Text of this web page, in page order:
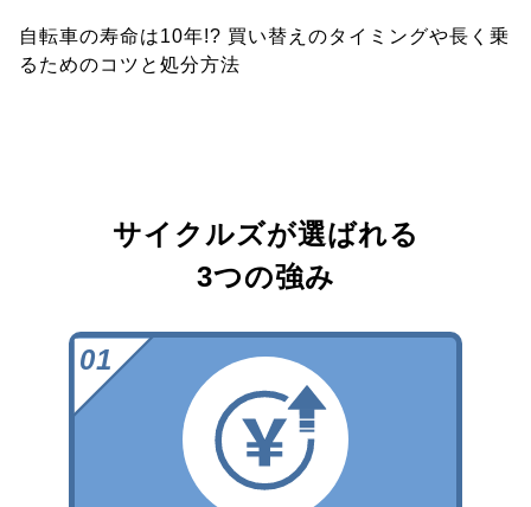
自転車の寿命は10年!? 買い替えのタイミングや長く乗
るためのコツと処分方法
サイクルズが選ばれる
3つの強み